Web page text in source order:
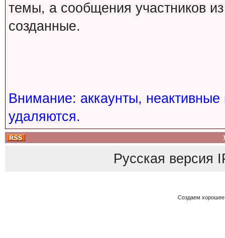
темы, а сообщения участников
созданные.
Внимание: аккаунты,
удаляются.
Русская версия
Создаем